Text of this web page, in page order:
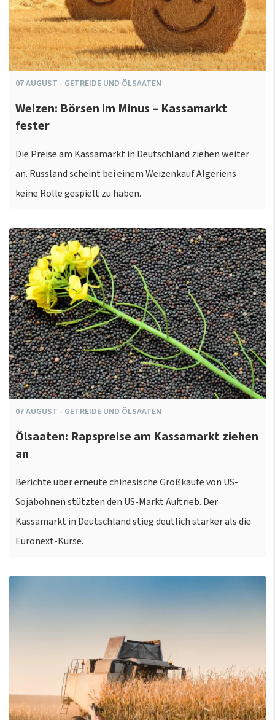
07AUGUST - GETREIDE UND ÖLSAATEN
Weizen: Börsen im Minus – Kassamarkt
fester
Die Preise am Kassamarkt in Deutschland ziehen weiter
an. Russland scheint bei einem Weizenkauf Algeriens
keine Rolle gespielt zu haben.
07AUGUST - GETREIDE UND ÖLSAATEN
Ölsaaten: Rapspreise am Kassamarkt ziehen
an
Berichte über erneute chinesische Großkäufe von US-
Sojabohnen stützten den US-Markt Auftrieb. Der
Kassamarkt in Deutschland stieg deutlich stärker als die
Euronext-Kurse.